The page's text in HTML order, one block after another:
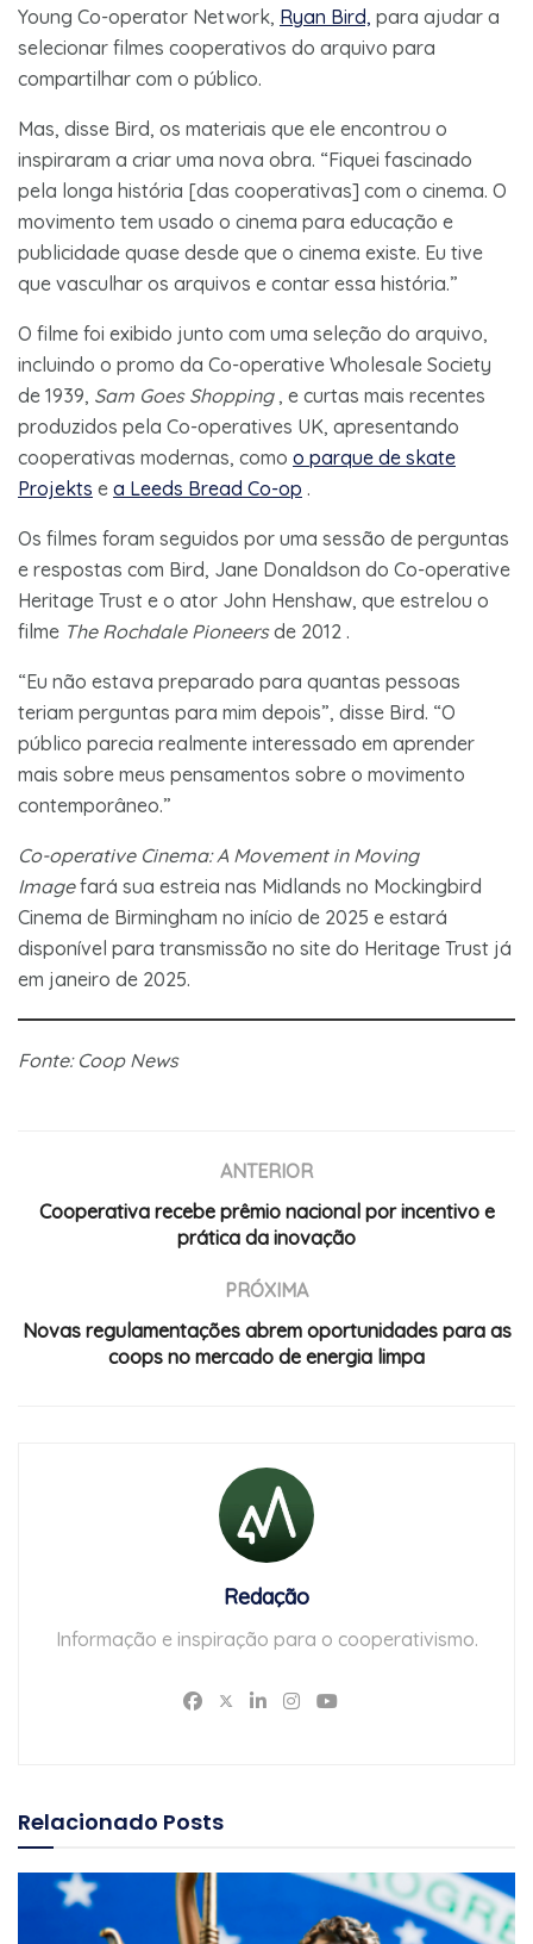
Young Co-operator Network, Ryan Bird, para ajudar a
selecionar filmes cooperativos do arquivo para
compartilhar com o público.
Mas, disse Bird, os materiais que ele encontrou o
inspiraram a criar uma nova obra. “Fiquei fascinado
pela longa história [das cooperativas] com o cinema. O
movimento tem usado o cinema para educação e
publicidade quase desde que o cinema existe. Eu tive
que vasculhar os arquivos e contar essa história.”
O filme foi exibido junto com uma seleção do arquivo,
incluindo o promo da Co-operative Wholesale Society
de 1939, Sam Goes Shopping, e curtas mais recentes
produzidos pela Co-operatives UK, apresentando
cooperativas modernas, como o parque de skate
Projekts e a Leeds Bread Co-op .
Os filmes foram seguidos por uma sessão de perguntas
e respostas com Bird, Jane Donaldson do Co-operative
Heritage Trust e o ator John Henshaw, que estrelou o
filme The Rochdale Pioneersde 2012 .
“Eu não estava preparado para quantas pessoas
teriam perguntas para mim depois”, disse Bird. “O
público parecia realmente interessado em aprender
mais sobre meus pensamentos sobre o movimento
contemporâneo.”
Co-operative Cinema: A Movement in Moving
Imagefará sua estreia nas Midlands no Mockingbird
Cinema de Birmingham no início de 2025 e estará
disponível para transmissão no site do Heritage Trust já
em janeiro de 2025.
Fonte: Coop News
ANTERIOR
Cooperativa recebe prêmio nacional por incentivo e
prática da inovação
PRÓXIMA
Novas regulamentações abrem oportunidades para as
coops no mercado de energia limpa
Redação
Informação e inspiração para o cooperativismo.
Relacionado Posts